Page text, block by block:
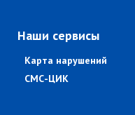
Наши сервисы
Карта нарушений
СМС-ЦИК